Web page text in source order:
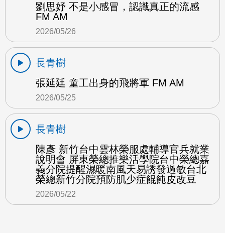
劉思妤 不是小感冒，認識真正的流感
FM AM
2026/05/26
長青樹
張延廷 童工出身的飛將軍 FM AM
2026/05/25
長青樹
陳彥 新竹台中雲林榮服處輔導官兵就業
說明會 屏東榮總推樂活學院台中榮總嘉
義分院提醒濕暖南風天易誘發過敏台北
榮總新竹分院預防肌少症餛飩皮改豆
2026/05/22